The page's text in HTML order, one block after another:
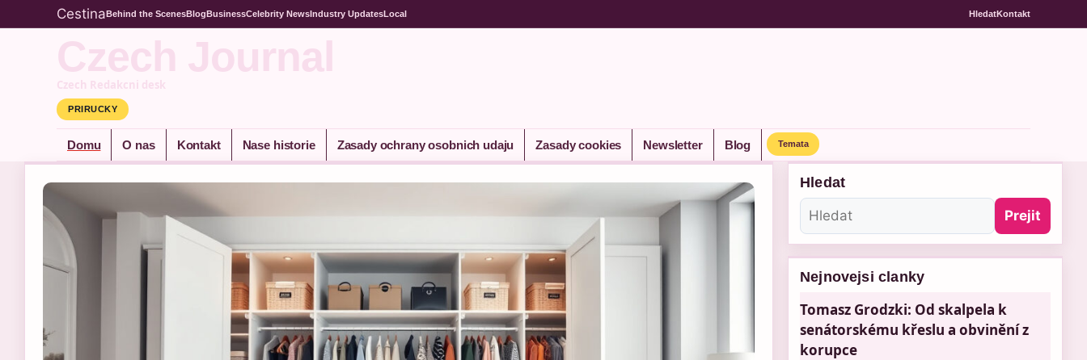
CestinaBehind the ScenesBlogBusinessCelebrity NewsIndustry UpdatesLocal HledatKontakt
Czech Journal
Czech Redakcni desk
PRIRUCKY
Domu O nas Kontakt Nase historie Zasady ochrany osobnich udaju Zasady cookies Newsletter Blog Temata
Hledat
Prejit
Nejnovejsi clanky
Tomasz Grodzki: Od skalpela k
senátorskému křeslu a obvinění z
korupce